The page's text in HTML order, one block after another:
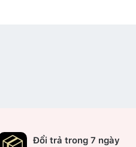
Đổi trả trong 7 ngày